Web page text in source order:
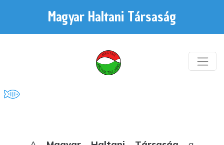
Magyar Haltani Társaság